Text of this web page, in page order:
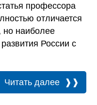
профессора
отличается
но наиболее
России с
Читать далее